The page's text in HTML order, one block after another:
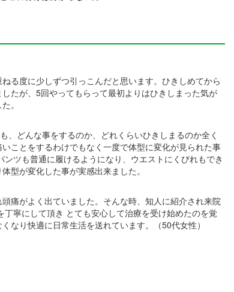
る度に少しずつ引っこんだと思います。ひきしめてから
たが、5回やってもらって最初よりはひきしまった気が
。
、どんな事をするのか、どれくらいひきしまるのか全く
ことをするわけでもなく一度で体型に変化が見られた事
ツも普通に履けるようになり、ウエストにくびれもでき
型が変化した事が実感出来ました。
痛がよく出ていました。そんな時、知人に紹介され来院
丁寧にして頂き とても安心して治療を受け始めたのを覚
なり快適に日常生活を送れています。（50代女性）